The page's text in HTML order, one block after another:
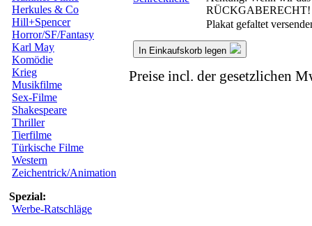
Herkules & Co
Hill+Spencer
Horror/SF/Fantasy
Karl May
Komödie
Krieg
Musikfilme
Sex-Filme
Shakespeare
Thriller
Tierfilme
Türkische Filme
Western
Zeichentrick/Animation
Spezial:
Werbe-Ratschläge
RÜCKGABERECHT!
Plakat gefaltet
In Einkaufskorb legen
Preise incl. der gesetzlichen